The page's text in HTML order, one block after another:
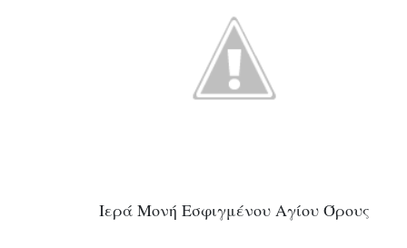
Ιερά Μονή Εσφιγμένου Αγίου Όρους